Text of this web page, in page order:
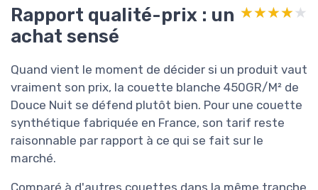
Rapport qualité-prix : un
achat sensé
★★★★★
★★★★★
Quand vient le moment de décider si un produit vaut
vraiment son prix, la couette blanche 450GR/M² de
Douce Nuit se défend plutôt bien. Pour une couette
synthétique fabriquée en France, son tarif reste
raisonnable par rapport à ce qui se fait sur le
marché.
Comparé à d'autres couettes dans la même tranche